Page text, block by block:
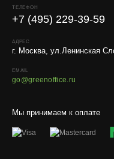
Мы принимаем к оплате
ТЕЛЕФОН
+7 (495) 229-39-59
АДРЕС
г. Москва, ул.Ленинская
EMAIL
go@greenoffice.ru